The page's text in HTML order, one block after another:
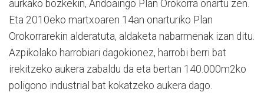
aurkako bozkekin, Andoaingo Plan Orokorra onartu zen.
Eta 2010eko martxoaren 14an onarturiko Plan
Orokorrarekin alderatuta, aldaketa nabarmenak izan ditu.
Azpikolako harrobiari dagokionez, harrobi berri bat
irekitzeko aukera zabaldu da eta bertan 140.000m2ko
poligono industrial bat kokatzeko aukera dago.